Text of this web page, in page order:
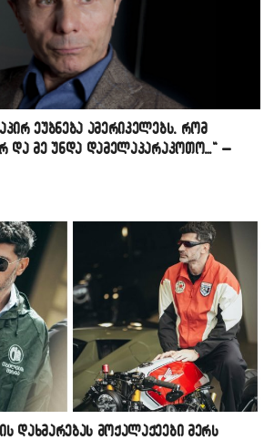
ეუბნება ამერიკელებს, რომ
და მე უნდა დამელაპარაკოთო…“ –
დახმარებას მოქალაქეები მერს